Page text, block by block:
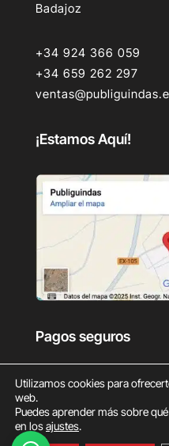
Badajoz
+34 924 366 059
+34 659 262 297
¡Estamos Aquí!
Pagos seguros
Utilizamos cookies para
web.
Puedes aprender más sobre
en losajustes.